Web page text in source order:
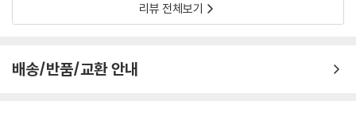
리뷰 전체보기
배송/반품/교환 안내